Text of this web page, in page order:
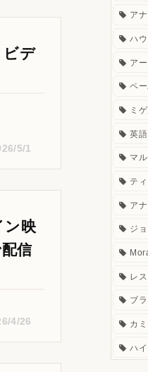
ビデ
5/1
ン映
信
4/26
ア
ハ
ア
ペ
ミ
英語
マ
テ
ア
ジ
レ
ブ
カ
ハ